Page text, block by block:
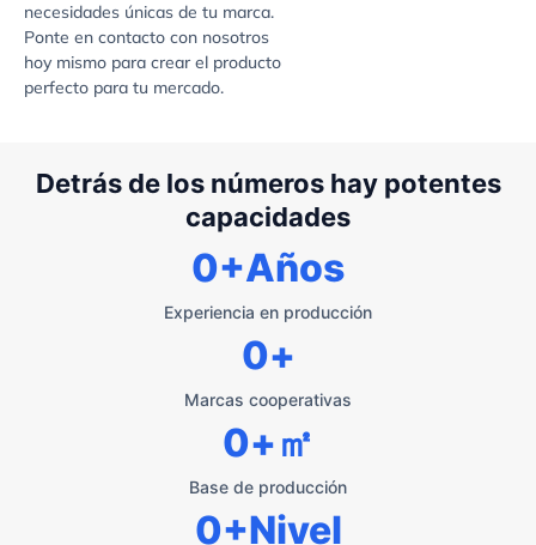
necesidades únicas de tu marca.
Ponte en contacto con nosotros
hoy mismo para crear el producto
perfecto para tu mercado.
Detrás de los números hay potentes
capacidades
Experiencia en producción
0+Años
Marcas cooperativas
0+
Base de producción
0+㎡
0+Nivel